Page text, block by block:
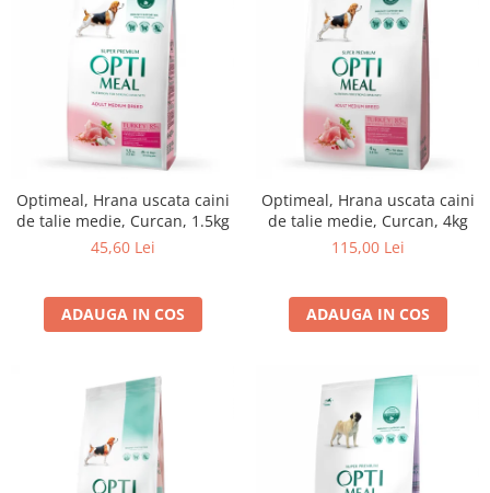
Optimeal, Hrana uscata caini
de talie medie, Curcan, 1.5kg
45,60 Lei
ADAUGA IN COS
Optimeal, Hrana uscata caini
de talie medie, Curcan, 4kg
115,00 Lei
ADAUGA IN COS